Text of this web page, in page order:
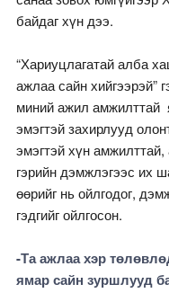
байдаг хүн дээ.
“Хариуцлагатай алба
ажлаа сайн хийгээрэй”
миний ажил амжилттай
эмэгтэй захирлууд
эмэгтэй хүн
гэрийн дэмжлэгээс их
өөрийг нь ойлгодог,
гэдгийг ойлгосон.
-Та ажлаа хэр
ямар сайн зуршлууд